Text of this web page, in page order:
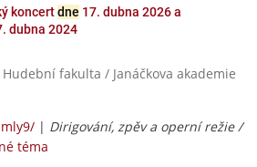
koncertdne 17. dubna 2026 a
dubna 2024
fakulta / Janáčkova akademie
| Dirigování, zpěv a operní režie /
téma